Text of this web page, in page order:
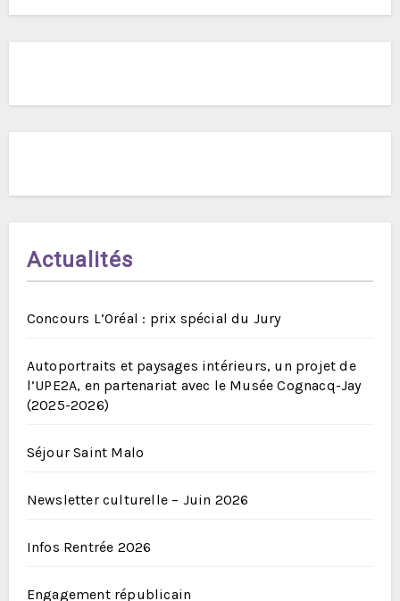
Actualités
Concours L’Oréal : prix spécial du Jury
Autoportraits et paysages intérieurs, un projet de
l’UPE2A, en partenariat avec le Musée Cognacq-Jay
(2025-2026)
Séjour Saint Malo
Newsletter culturelle – Juin 2026
Infos Rentrée 2026
Engagement républicain